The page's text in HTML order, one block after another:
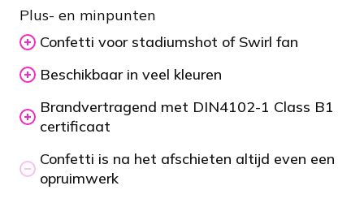
Plus- en minpunten
Confetti voor stadiumshot of Swirl fan
Beschikbaar in veel kleuren
Brandvertragend met DIN4102-1 Class B1
certificaat
Confetti is na het afschieten altijd even een
opruimwerk